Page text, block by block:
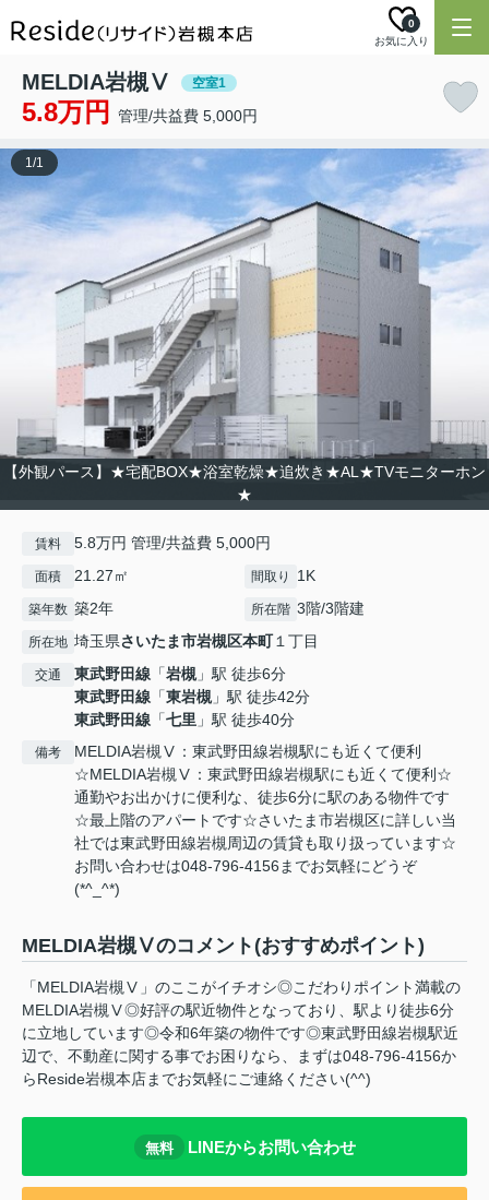
お気に入り
0
MELDIA岩槻Ⅴ 空室1
5.8万円 管理/共益費 5,000円
【外観パース】★宅配BOX★浴室乾燥★追炊き★AL★TVモニターホン
★
1/1
賃料 5.8万円 管理/共益費 5,000円
面積 21.27㎡ 間取り 1K
築年数 築2年 所在階 3階/3階建
所在地 埼玉県さいたま市岩槻区本町１丁目
交通 東武野田線 「岩槻 」駅 徒歩6分
東武野田線 「東岩槻 」駅 徒歩42分
東武野田線 「七里 」駅 徒歩40分
備考
MELDIA岩槻Ⅴ：東武野田線岩槻駅にも近くて便利
☆MELDIA岩槻Ⅴ：東武野田線岩槻駅にも近くて便利☆
通勤やお出かけに便利な、徒歩6分に駅のある物件です
☆最上階のアパートです☆さいたま市岩槻区に詳しい当
社では東武野田線岩槻周辺の賃貸も取り扱っています☆
お問い合わせは048-796-4156までお気軽にどうぞ
(*^_^*)
MELDIA岩槻Ⅴのコメント(おすすめポイント)
「MELDIA岩槻Ⅴ」のここがイチオシ◎こだわりポイント満載の
MELDIA岩槻Ⅴ◎好評の駅近物件となっており、駅より徒歩6分
に立地しています◎令和6年築の物件です◎東武野田線岩槻駅近
辺で、不動産に関する事でお困りなら、まずは048-796-4156か
らReside岩槻本店までお気軽にご連絡ください(^^)
無料 LINEからお問い合わせ